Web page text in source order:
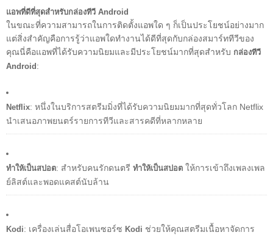
แอพที่ดีที่สุดสำหรับกล่องทีวี Android
ในขณะที่ความสามารถในการติดตั้งแอพใด ๆ ก็เป็นประโยชน์อย่างมาก
แต่สิ่งสำคัญคือการรู้ว่าแอพใดทำงานได้ดีที่สุดกับกล่องสมาร์ททีวีของ
คุณนี่คือแอพที่ได้รับความนิยมและมีประโยชน์มากที่สุดสำหรับ กล่องทีวี
Android :
Netflix: หนึ่งในบริการสตรีมมิ่งที่ได้รับความนิยมมากที่สุดทั่วโลก Netflix
นำเสนอภาพยนตร์รายการทีวีและสารคดีที่หลากหลาย
ทำให้เป็นสปอต: สำหรับคนรักดนตรี ทำให้เป็นสปอต ให้การเข้าถึงเพลงเพล
ย์ลิสต์และพอดแคสต์นับล้าน
Kodi: เครื่องเล่นสื่อโอเพนซอร์ซ Kodi ช่วยให้คุณสตรีมเนื้อหาจัดการ